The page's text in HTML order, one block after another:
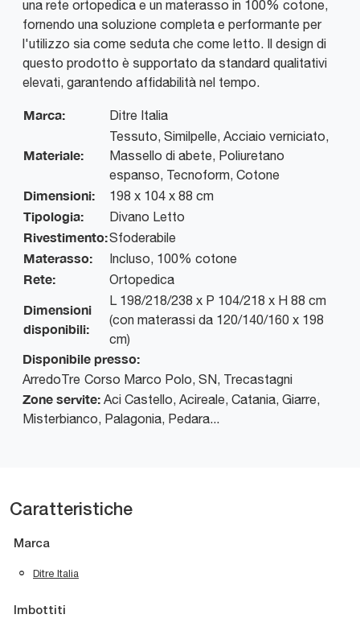
una rete ortopedica e un materasso in 100% cotone,
fornendo una soluzione completa e performante per
l'utilizzo sia come seduta che come letto. Il design di
questo prodotto è supportato da standard qualitativi
elevati, garantendo affidabilità nel tempo.
Marca: Ditre Italia
Materiale:
Tessuto, Similpelle, Acciaio verniciato,
Massello di abete, Poliuretano
espanso, Tecnoform, Cotone
Dimensioni: 198 x 104 x 88 cm
Tipologia: Divano Letto
Rivestimento:Sfoderabile
Materasso: Incluso, 100% cotone
Rete: Ortopedica
Dimensioni
disponibili:
L 198/218/238 x P 104/218 x H 88 cm
(con materassi da 120/140/160 x 198
cm)
Disponibile presso:
ArredoTre Corso Marco Polo, SN, Trecastagni
Zone servite: Aci Castello, Acireale, Catania, Giarre,
Misterbianco, Palagonia, Pedara...
Caratteristiche
Marca
Ditre Italia
Imbottiti